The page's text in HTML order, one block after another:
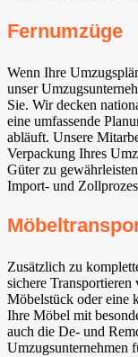
Fernumzüge
Wenn Ihre
unser
Sie. Wir decken
eine umfassende
abläuft. Unsere
Verpackung Ihres
Güter zu
Import- und
Zusätzlich zu
sichere
Möbelstück oder eine
Ihre Möbel mit
auch die De- und
Umzugsunternehmen